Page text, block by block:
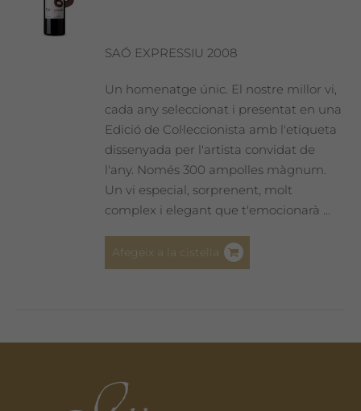
pàgina
del
producte
SAÓ EXPRESSIU 2008
Un homenatge únic. El nostre millor vi,
cada any seleccionat i presentat en una
Edició de Col·leccionista amb l'etiqueta
dissenyada per l'artista convidat de
l'any. Només 300 ampolles màgnum.
Un vi especial, sorprenent, molt
complex i elegant que t'emocionarà ...
Afegeix a la cistella